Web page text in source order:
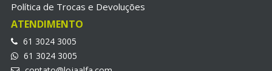
Política de Trocas e Devoluções
ATENDIMENTO
61 3024 3005
61 3024 3005